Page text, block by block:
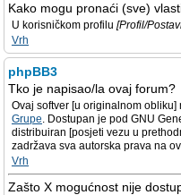
Kako mogu pronaći (sve)
U korisničkom profilu [Profil/
Vrh
phpBB3
Tko je napisao/la ovaj forum?
Ovaj softver [u originalnom
Grupe. Dostupan je pod GNU
distribuiran [posjeti vezu u
zadržava sva autorska prava na
Vrh
Zašto X mogućnost nije